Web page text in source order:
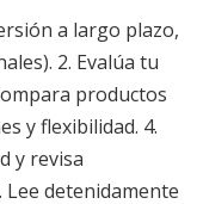
a largo plazo,
2. Evalúa tu
productos
y flexibilidad. 4.
y revisa
detenidamente